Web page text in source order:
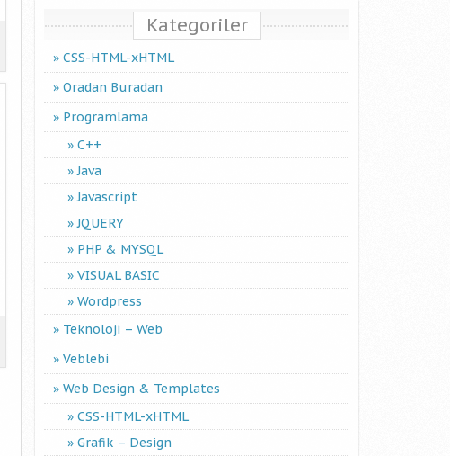
Kategoriler
CSS-HTML-xHTML
Oradan Buradan
Programlama
C++
Java
Javascript
JQUERY
PHP & MYSQL
VISUAL BASIC
Wordpress
Teknoloji – Web
Veblebi
Web Design & Templates
CSS-HTML-xHTML
Grafik – Design